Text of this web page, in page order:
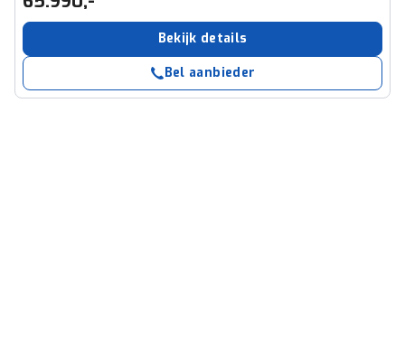
Bekijk details
Bel aanbieder